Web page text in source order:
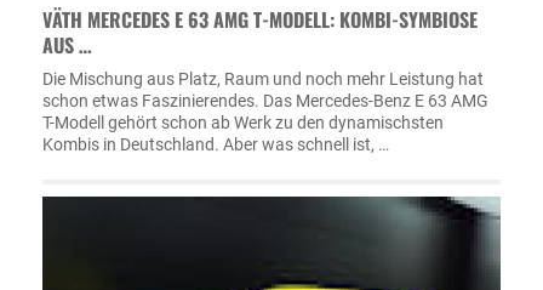
VÄTH MERCEDES E 63 AMG T-MODELL: KOMBI-SYMBIOSE
AUS …
Die Mischung aus Platz, Raum und noch mehr Leistung hat
schon etwas Faszinierendes. Das Mercedes-Benz E 63 AMG
T-Modell gehört schon ab Werk zu den dynamischsten
Kombis in Deutschland. Aber was schnell ist, …